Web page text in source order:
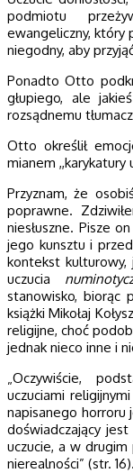
podmiotu
ewangeliczny, który
niegodny, aby
Ponadto Otto
głupiego, ale
rozsądnemu
Otto określił
mianem ,,karykatury
Przyznam, że
poprawne.
niesłuszne. Pisze
jego kunsztu i
kontekst
uczucia
stanowisko, biorąc
książki Mikołaj
religijne, choć
jednak nieco inne i
„Oczywiście,
uczuciami
napisanego
doświadczający
uczucie, a w
nierealności” (str. 16).